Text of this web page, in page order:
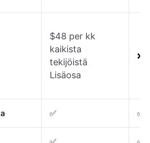
$48 per kk
kaikista
tekijöistä
Lisäosa
❌
✅ ✅